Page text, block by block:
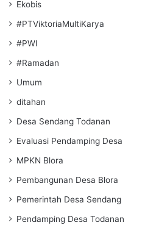
Ekobis
#PTViktoriaMultiKarya
#PWI
#Ramadan
Umum
ditahan
Desa Sendang Todanan
Evaluasi Pendamping Desa
MPKN Blora
Pembangunan Desa Blora
Pemerintah Desa Sendang
Pendamping Desa Todanan